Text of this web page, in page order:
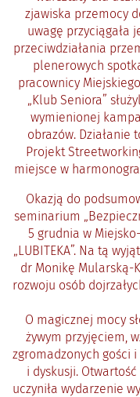
zjawiska przemocy
uwagę przyciągała
przeciwdziałania
plenerowych
pracownicy
„Klub Seniora”
wymienionej
obrazów. Działanie
Projekt
miejsce w
Okazją do
seminarium
5 grudnia w
„LUBITEKA”. Na tą
dr Monikę Mularską-
rozwoju osób
O magicznej mocy
żywym przyjęciem,
zgromadzonych gości
i dyskusji.
uczyniła wydarzenie